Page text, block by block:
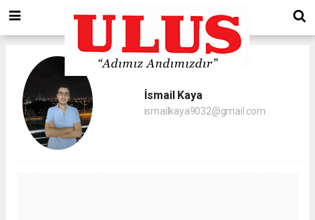
İsmail Kaya
ismailkaya9032@gmail.com